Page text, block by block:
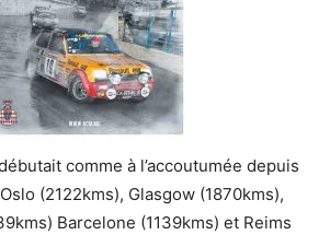
comme à l’accoutumée depuis
(2122kms), Glasgow (1870kms),
Barcelone (1139kms) et Reims